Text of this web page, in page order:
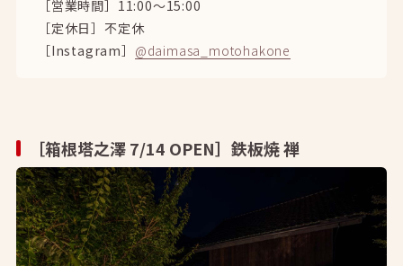
［営業時間］11:00～15:00
［定休日］不定休
［Instagram］ @daimasa_motohakone
［箱根塔之澤 7/14 OPEN］鉄板焼 禅